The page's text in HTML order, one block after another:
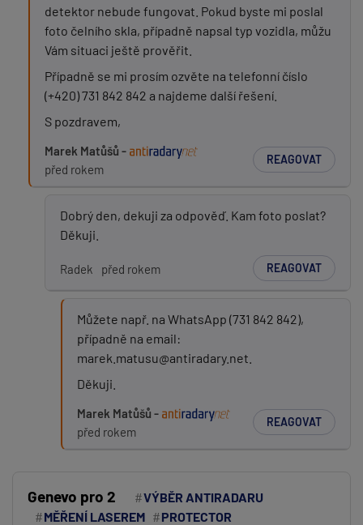
detektor nebude fungovat. Pokud byste mi poslal
foto čelního skla, případně napsal typ vozidla, můžu
Vám situaci ještě prověřit.
Případně se mi prosím ozvěte na telefonní číslo
(+420) 731 842 842 a najdeme další řešení.
S pozdravem,
Marek Matůšů -
před rokem
REAGOVAT
Dobrý den, dekuji za odpověď. Kam foto poslat?
Děkuji.
Radek před rokem REAGOVAT
Můžete např. na WhatsApp (731 842 842),
případně na email:
marek.matusu@antiradary.net.
Děkuji.
Marek Matůšů -
před rokem
REAGOVAT
Genevo pro 2
VÝBĚR ANTIRADARU
MĚŘENÍ LASEREM
PROTECTOR